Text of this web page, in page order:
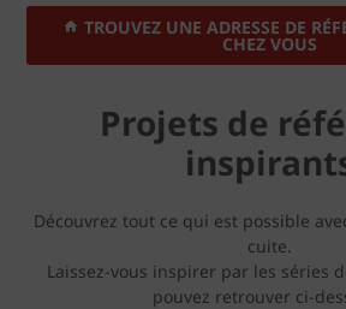
TROUVEZ UNE ADRESSE DE
CHEZ VOUS
Projets de
Découvrez tout ce qui est possible
cuite.
Laissez-vous inspirer par les séries
pouvez retrouver ci-